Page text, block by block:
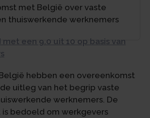
met België over vaste
thuiswerkende werknemers
een 9.0 uit 10 op basis van
hebben een overeenkomst
uitleg van het begrip vaste
werknemers. De
bedoeld om werkgevers